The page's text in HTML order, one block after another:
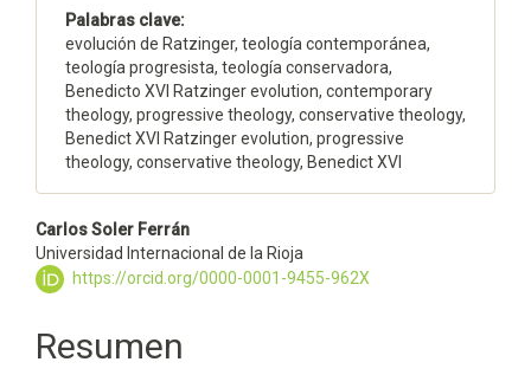
Palabras clave:
evolución de Ratzinger, teología contemporánea,
teología progresista, teología conservadora,
Benedicto XVI Ratzinger evolution, contemporary
theology, progressive theology, conservative theology,
Benedict XVI Ratzinger evolution, progressive
theology, conservative theology, Benedict XVI
Contenido
principal
artículo
Carlos Soler Ferrán
Universidad Internacional de la Rioja
https://orcid.org/0000-0001-9455-962X
Resumen